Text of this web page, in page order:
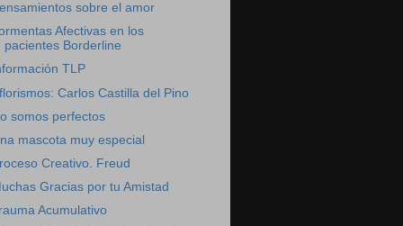
sobre el amor
Afectivas en los
pacientes Borderline
TLP
Carlos Castilla del Pino
somos perfectos
mascota muy especial
Creativo. Freud
Gracias por tu Amistad
Acumulativo